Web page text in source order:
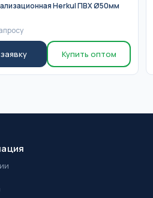
Herkul ПВХ Ø50мм
Купить оптом